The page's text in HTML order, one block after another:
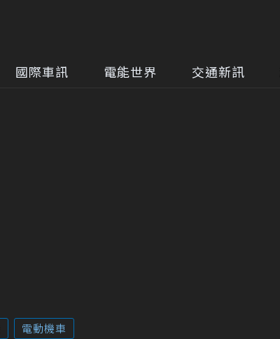
國際車訊 電能世界 交通新訊
電動機車